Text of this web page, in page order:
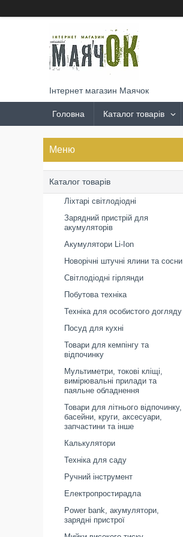
Інтернет магазин Маячок
Головна Каталог товарів
Каталог товарів
Ліхтарі світлодіодні
Зарядний пристрій для
акумуляторів
Акумулятори Li-Ion
Новорічні штучні ялини та сосни
Світлодіодні гірлянди
Побутова техніка
Техніка для особистого догляду
Посуд для кухні
Товари для кемпінгу та
відпочинку
Мультиметри, токові кліщі,
вимірювальні прилади та
паяльне обладнення
Товари для літнього відпочинку,
басейни, круги, аксесуари,
запчастини та інше
Калькулятори
Техніка для саду
Ручний інструмент
Електропростирадла
Power bank, акумулятори,
зарядні пристрої